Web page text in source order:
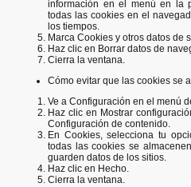
información en el menú en la
todas las cookies en el
los tiempos.
Marca Cookies y otros datos de
Haz clic en Borrar datos de
Cierra la ventana.
Cómo evitar que las cookies se
Ve a Configuración en el menú
Haz clic en Mostrar
Configuración de contenido.
En Cookies, selecciona tu
todas las cookies se
guarden datos de los sitios.
Haz clic en Hecho.
Cierra la ventana.